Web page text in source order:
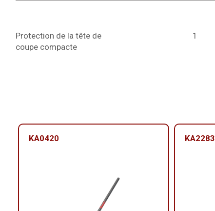
Protection de la tête de
coupe compacte
1
KA0420 KA2283